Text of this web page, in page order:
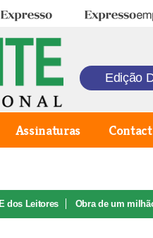
Expresso Expresso
Edição
Assinaturas
dos Leitores Obra de um